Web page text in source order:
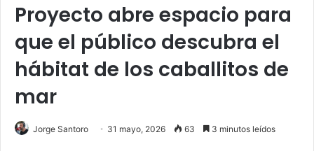
Proyecto abre espacio para
que el público descubra el
hábitat de los caballitos de
mar
Jorge Santoro 31 mayo, 2026 63 3 minutos leídos